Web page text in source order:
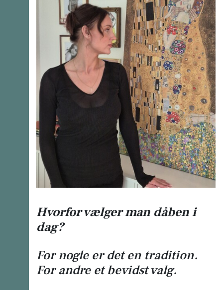
Hvorfor vælger man dåben i
dag?
For nogle er det en tradition.
For andre et bevidst valg.